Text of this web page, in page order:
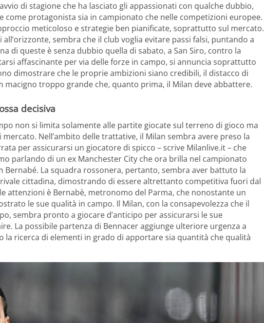
di stagione che ha lasciato gli appassionati con qualche dubbio,
come protagonista sia in campionato che nelle competizioni europee.
meticoloso e strategie ben pianificate, soprattutto sul mercato.
sembra che il club voglia evitare passi falsi, puntando a
di queste è senza dubbio quella di sabato, a San Siro, contro la
affascinante per via delle forze in campo, si annuncia soprattutto
dimostrare che le proprie ambizioni siano credibili, il distacco di
troppo grande che, quanto prima, il Milan deve abbattere.
decisiva
non si limita solamente alle partite giocate sul terreno di gioco ma
Nell’ambito delle trattative, il Milan sembra avere preso la
per assicurarsi un giocatore di spicco – scrive Milanlive.it – che
parlando di un ex Manchester City che ora brilla nel campionato
Bernabé. La squadra rossonera, pertanto, sembra aver battuto la
cittadina, dimostrando di essere altrettanto competitiva fuori dal
attenzioni è Bernabè, metronomo del Parma, che nonostante un
le sue qualità in campo. Il Milan, con la consapevolezza che il
sembra pronto a giocare d’anticipo per assicurarsi le sue
La possibile partenza di Bennacer aggiunge ulteriore urgenza a
la ricerca di elementi in grado di apportare sia quantità che qualità